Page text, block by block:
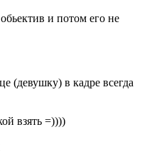
и потом его не
(девушку) в кадре всегда
взять =))))